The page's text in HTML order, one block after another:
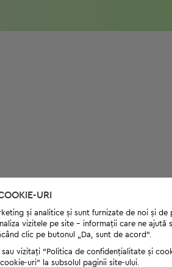
URI
și analitice și sunt furnizate de noi și
vizitele pe site - informații care ne ajută
clic pe butonul „Da, sunt de acord”.
vizitați "Politica de confidențialitate și
uri" la subsolul paginii site-ului.